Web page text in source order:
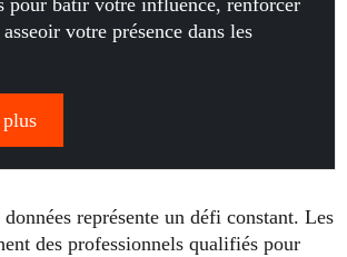
pour bâtir votre influence, renforcer
votre présence dans les
représente un défi constant. Les
des professionnels qualifiés pour